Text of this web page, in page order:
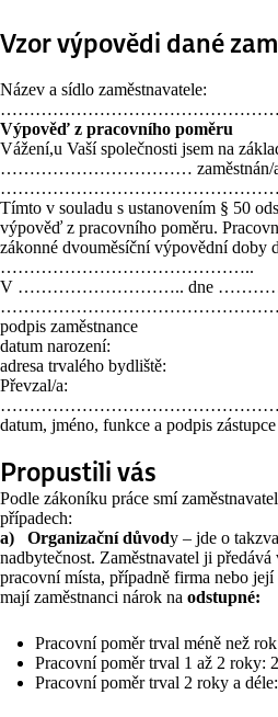
Vzor výpovědi dané
Název a sídlo zaměstnavatele:
Výpověď z pracovního poměru
Vážení,u Vaší společnosti jsem na
…………………………… zaměstnán/a
Tímto v souladu s ustanovením § 50
výpověď z pracovního poměru.
zákonné dvouměsíční výpovědní doby
……………………………………..
V ……………………….. dne
podpis zaměstnance
datum narození:
adresa trvalého bydliště:
Převzal/a:
datum, jméno, funkce a podpis
Propustili vás
Podle zákoníku práce smí
případech:
a) Organizační důvody – jde o
nadbytečnost. Zaměstnavatel ji
pracovní místa, případně firma nebo
mají zaměstnanci nárok na odstupné:
Pracovní poměr trval méně než
Pracovní poměr trval 1 až 2 roky:
Pracovní poměr trval 2 roky a